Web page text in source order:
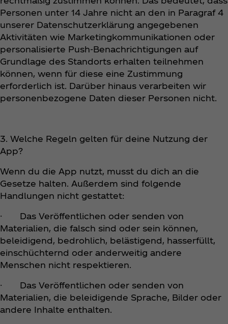
Personen unter 14 Jahre nicht an den in Paragraf 4
unserer Datenschutzerklärung angegebenen
Aktivitäten wie Marketingkommunikationen oder
personalisierte Push-Benachrichtigungen auf
Grundlage des Standorts erhalten teilnehmen
können, wenn für diese eine Zustimmung
erforderlich ist. Darüber hinaus verarbeiten wir
personenbezogene Daten dieser Personen nicht.
3. Welche Regeln gelten für deine Nutzung der
App?
Wenn du die App nutzt, musst du dich an die
Gesetze halten. Außerdem sind folgende
Handlungen nicht gestattet:
· Das Veröffentlichen oder senden von
Materialien, die falsch sind oder sein können,
beleidigend, bedrohlich, belästigend, hasserfüllt,
einschüchternd oder anderweitig andere
Menschen nicht respektieren.
· Das Veröffentlichen oder senden von
Materialien, die beleidigende Sprache, Bilder oder
andere Inhalte enthalten.